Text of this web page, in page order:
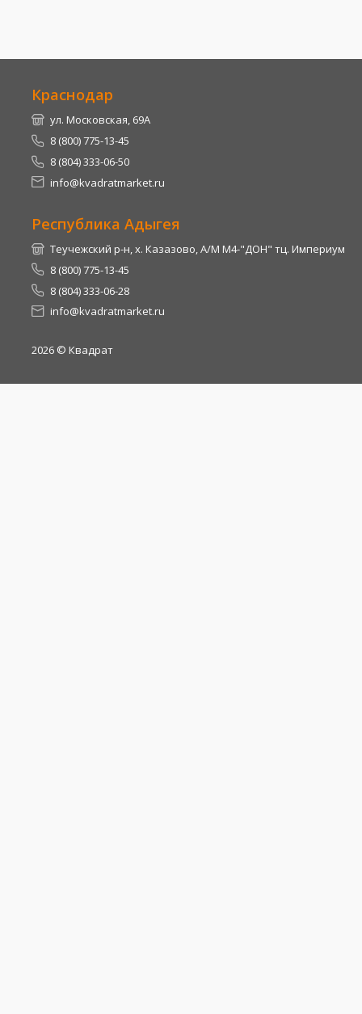
Краснодар
ул. Московская, 69А
8 (800) 775-13-45
8 (804) 333-06-50
info@kvadratmarket.ru
Республика Адыгея
Теучежский р-н, х. Казазово, А/М М4-"ДОН" тц. Империум
8 (800) 775-13-45
8 (804) 333-06-28
info@kvadratmarket.ru
2026 © Квадрат